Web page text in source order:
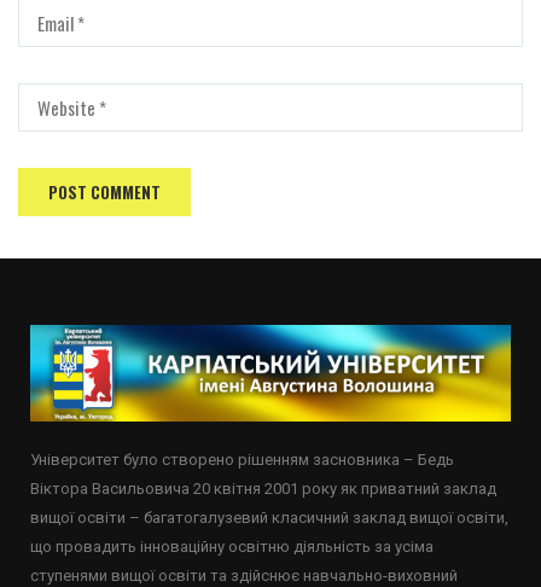
Університет було створено рішенням засновника – Бедь
Віктора Васильовича 20 квітня 2001 року як приватний заклад
вищої освіти – багатогалузевий класичний заклад вищої освіти,
що провадить інноваційну освітню діяльність за усіма
ступенями вищої освіти та здійснює навчально-виховний